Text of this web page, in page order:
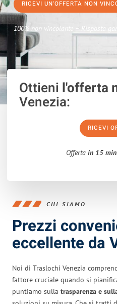
RICEVI UN'OFFERTA NON
100% non vincolante – Risposta
Ottieni l'offerta
Venezia:
RICEVI
Offerta in 15
CHI SIAMO
Prezzi
eccellente da
Noi di Traslochi Venezia
fattore cruciale quando si
puntiamo sulla trasparenza e